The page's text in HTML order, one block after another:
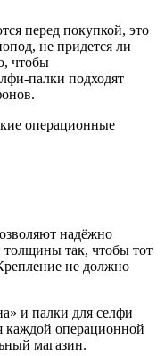
перед покупкой, это
не придется ли
чтобы
палки подходят
операционные
надёжно
так, чтобы тот
не должно
и палки для селфи
каждой операционной
магазин.